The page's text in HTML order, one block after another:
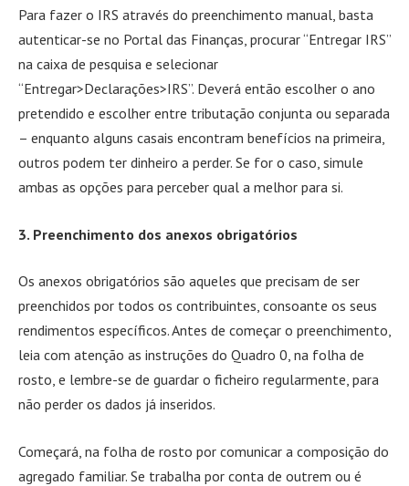
Para fazer o IRS através do preenchimento manual, basta
autenticar-se no Portal das Finanças, procurar “Entregar IRS”
na caixa de pesquisa e selecionar
“Entregar>Declarações>IRS”. Deverá então escolher o ano
pretendido e escolher entre tributação conjunta ou separada
– enquanto alguns casais encontram benefícios na primeira,
outros podem ter dinheiro a perder. Se for o caso, simule
ambas as opções para perceber qual a melhor para si.
3. Preenchimento dos anexos obrigatórios
Os anexos obrigatórios são aqueles que precisam de ser
preenchidos por todos os contribuintes, consoante os seus
rendimentos específicos. Antes de começar o preenchimento,
leia com atenção as instruções do Quadro 0, na folha de
rosto, e lembre-se de guardar o ficheiro regularmente, para
não perder os dados já inseridos.
Começará, na folha de rosto por comunicar a composição do
agregado familiar. Se trabalha por conta de outrem ou é